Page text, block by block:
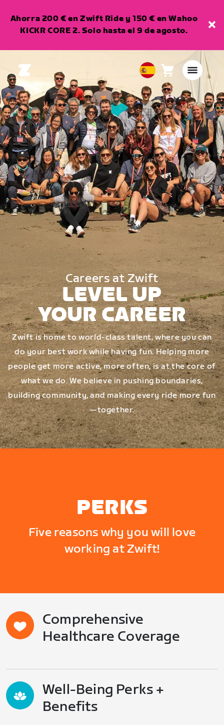
Ahorra 200 € en Zwift Ride y 150 € en Wahoo
KICKR CORE 2. Solo hasta el 9 de agosto.
European
Union
Español
Carro0
artículos
Careers at Zwift
LEVEL UP
YOUR CAREER
Zwift is home to world-class talent, where you can
do your best work while having fun. Helping more
people get more active, more often, is at the core of
what we do. We believe in pushing boundaries,
building community, and making every ride more fun
—together.
PERKS
Five reasons why you will love
working at Zwift!
Comprehensive
Healthcare Coverage
Well-Being Perks +
Benefits